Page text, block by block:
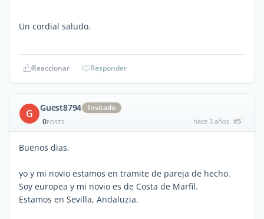
Un cordial saludo.
Reaccionar Responder
G Guest8794
Invitado
0POSTS hace 3 años #5
Buenos dias,
yo y mi novio estamos en tramite de pareja de hecho.
Soy europea y mi novio es de Costa de Marfil.
Estamos en Sevilla, Andaluzia.